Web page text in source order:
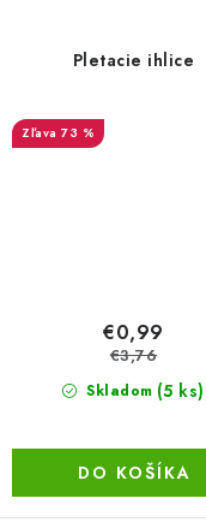
Pletacie ihlice
73 %
Skladom (5 ks)
€0,99
€3,76
DO KOŠÍKA